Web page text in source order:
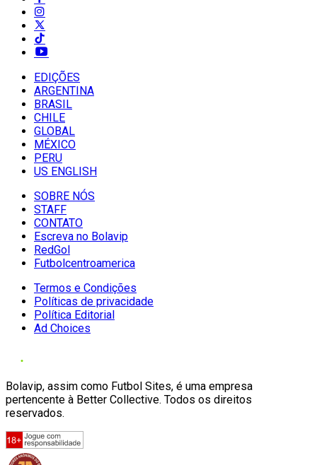
EDIÇÕES
ARGENTINA
BRASIL
CHILE
GLOBAL
MÉXICO
PERU
US ENGLISH
SOBRE NÓS
STAFF
CONTATO
Escreva no Bolavip
RedGol
Futbolcentroamerica
Termos e Condições
Políticas de privacidade
Política Editorial
Ad Choices
Bolavip, assim como Futbol Sites, é uma empresa
pertencente à Better Collective. Todos os direitos
reservados.